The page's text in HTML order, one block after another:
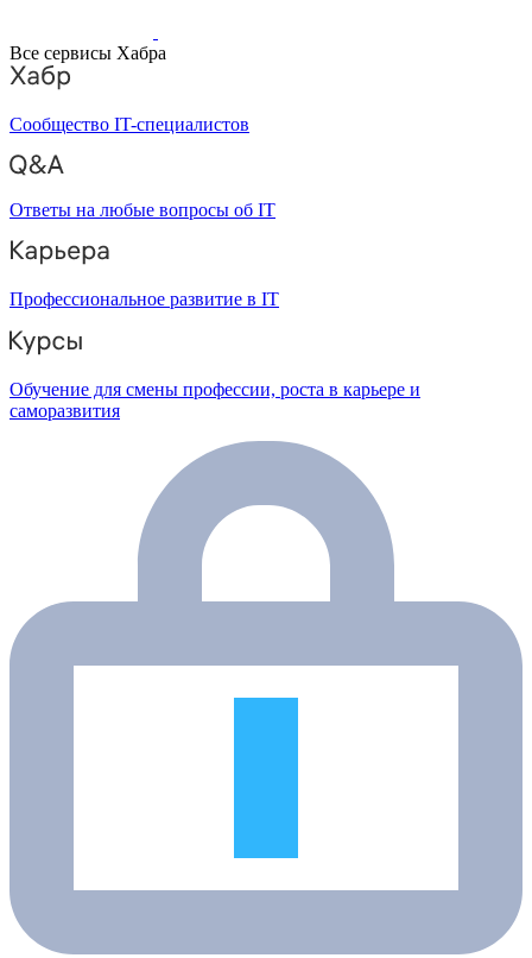
Все сервисы Хабра
Сообщество IT-специалистов
Ответы на любые вопросы об IT
Профессиональное развитие в IT
Обучение для смены профессии, роста в карьере и
саморазвития